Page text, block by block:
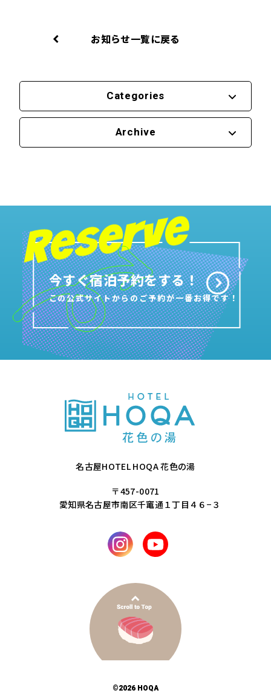
お知らせ一覧に戻る
Categories
Archive
今すぐ宿泊予約をする！
この公式サイトからのご予約が一番お得です！
名古屋HOTEL HOQA 花色の湯
〒457-0071
愛知県名古屋市南区千竃通１丁目４６−３
©️2026 HOQA